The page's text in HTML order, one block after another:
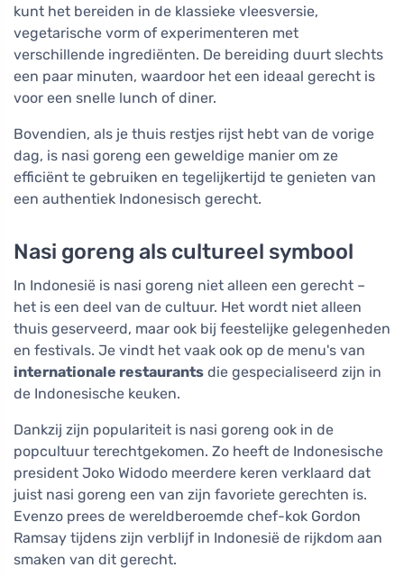
kunt het bereiden in de klassieke vleesversie,
vegetarische vorm of experimenteren met
verschillende ingrediënten. De bereiding duurt slechts
een paar minuten, waardoor het een ideaal gerecht is
voor een snelle lunch of diner.
Bovendien, als je thuis restjes rijst hebt van de vorige
dag, is nasi goreng een geweldige manier om ze
efficiënt te gebruiken en tegelijkertijd te genieten van
een authentiek Indonesisch gerecht.
Nasi goreng als cultureel symbool
In Indonesië is nasi goreng niet alleen een gerecht –
het is een deel van de cultuur. Het wordt niet alleen
thuis geserveerd, maar ook bij feestelijke gelegenheden
en festivals. Je vindt het vaak ook op de menu's van
internationale restaurants die gespecialiseerd zijn in
de Indonesische keuken.
Dankzij zijn populariteit is nasi goreng ook in de
popcultuur terechtgekomen. Zo heeft de Indonesische
president Joko Widodo meerdere keren verklaard dat
juist nasi goreng een van zijn favoriete gerechten is.
Evenzo prees de wereldberoemde chef-kok Gordon
Ramsay tijdens zijn verblijf in Indonesië de rijkdom aan
smaken van dit gerecht.